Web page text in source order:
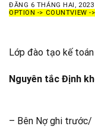
ĐĂNG 6 THÁNG HAI, 2023
OPTION -> COUNTVIEW -
Lớp đào tạo kế
Nguyên
– Bên Nợ ghi trước/